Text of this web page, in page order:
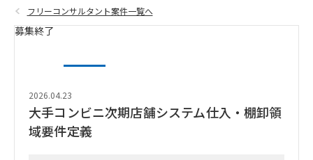
フリーコンサルタント案件一覧へ
募集終了
2026.04.23
大手コンビニ次期店舗システム仕入・棚卸領
域要件定義